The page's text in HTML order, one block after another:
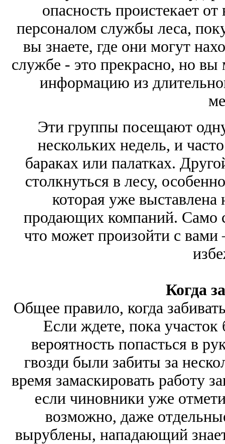
опасность проистекает
персоналом службы леса,
вы знаете, где они могут
службе - это прекрасно, но вы
информацию из
Эти группы посещают
нескольких недель, и
бараках или палатках.
столкнуться в лесу,
которая уже выставлена
продающих компаний. Само
что может произойти с вами
Когда
Общее правило, когда
Если ждете, пока участок
вероятность попасться в
гвозди были забиты за
время замаскировать работу
если чиновники уже
возможно, даже
вырублены, нападающий